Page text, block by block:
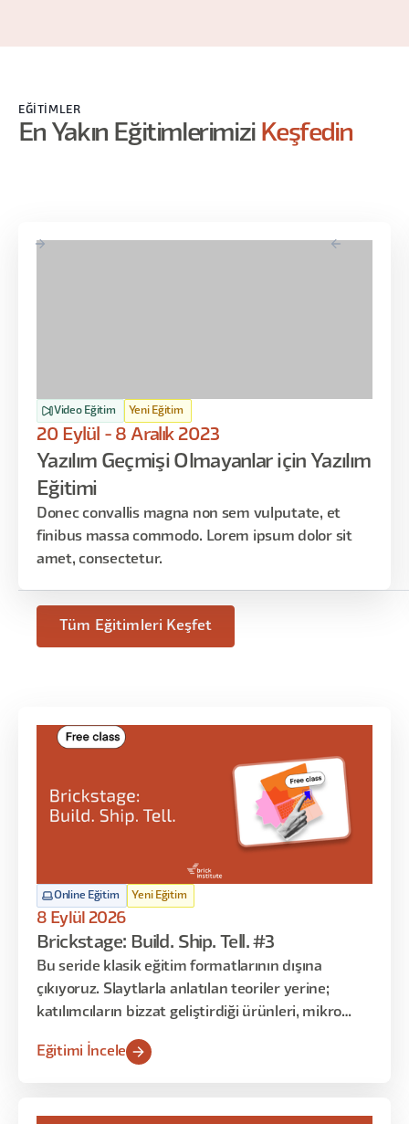
EĞITIMLER
En Yakın Eğitimlerimizi Keşfedin
Video Eğitim Yeni Eğitim
20 Eylül - 8 Aralık 2023
Yazılım Geçmişi Olmayanlar için Yazılım
Eğitimi
Donec convallis magna non sem vulputate, et
finibus massa commodo. Lorem ipsum dolor sit
amet, consectetur.
Tüm Eğitimleri Keşfet
Online Eğitim Yeni Eğitim
8 Eylül 2026
Brickstage: Build. Ship. Tell. #3
Bu seride klasik eğitim formatlarının dışına
çıkıyoruz. Slaytlarla anlatılan teoriler yerine;
katılımcıların bizzat geliştirdiği ürünleri, mikro
dinliyoruz. Her oturumda farklı katılımcılar
Eğitimi İncele